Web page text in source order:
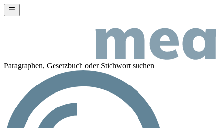
Paragraphen, Gesetzbuch oder Stichwort suchen